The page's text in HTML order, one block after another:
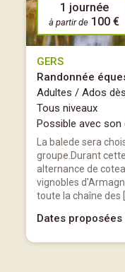
1 journée
à partir de 100 €
GERS
Randonnée
Adultes / Ados
Tous niveaux
Possible avec son
La balede sera
groupe.Durant
alternance de
vignobles
toute la chaîne des
Dates proposées